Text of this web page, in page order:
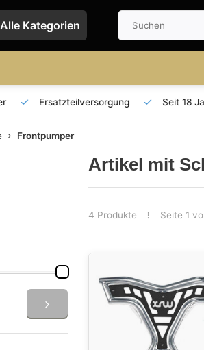
Alle Kategorien
Ersatzteilversorgung Seit 18
Frontpumper
Artikel mit
4 Produkte Seite 1